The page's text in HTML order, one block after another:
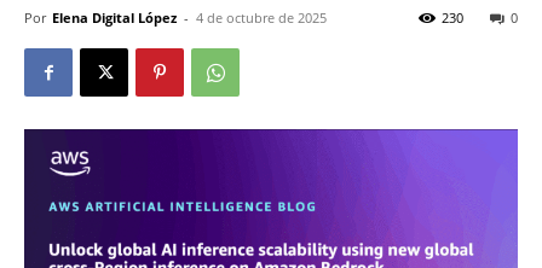
Por Elena Digital López - 4 de octubre de 2025 0
230